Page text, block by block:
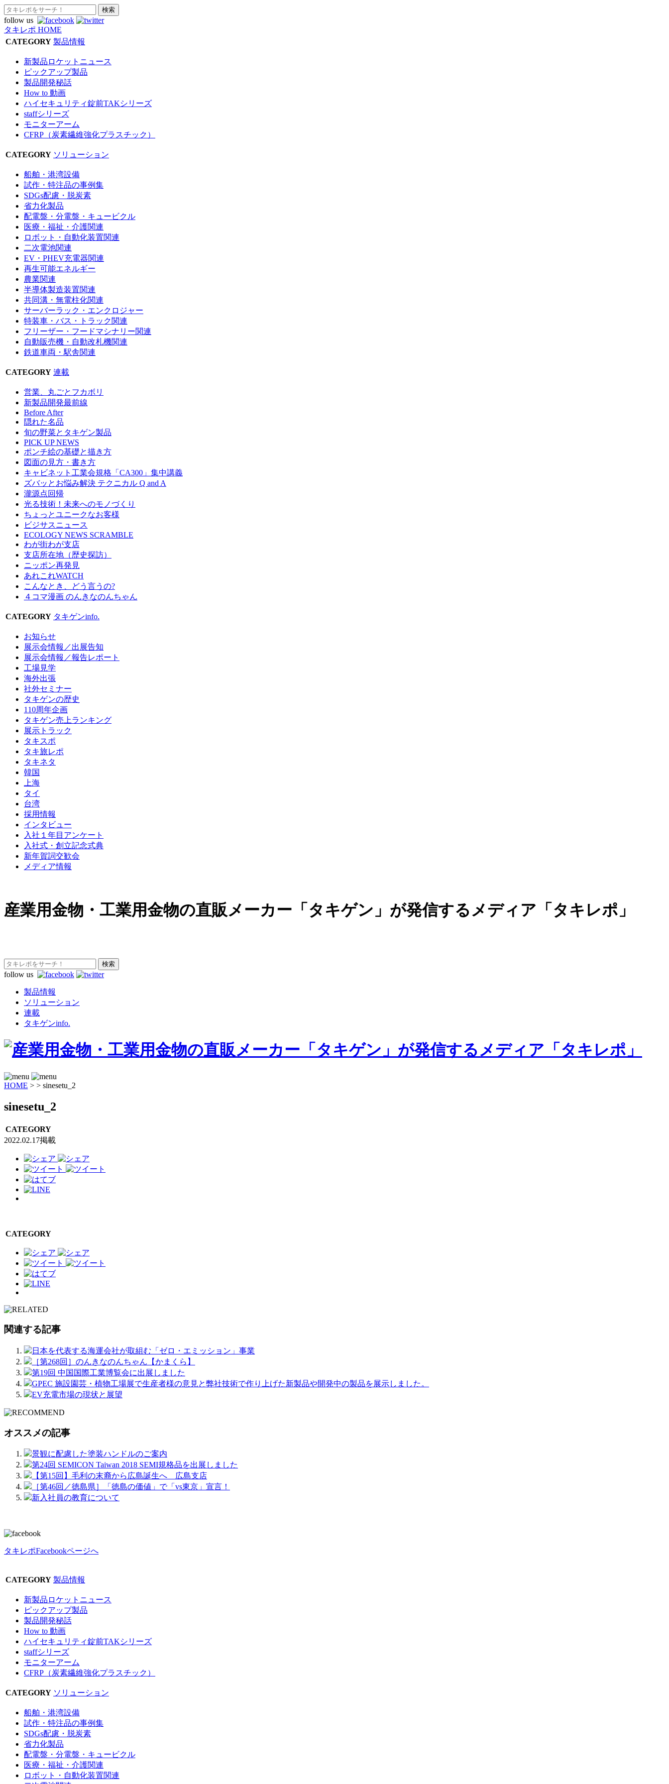
follow us
タキレポ HOME
CATEGORY 製品情報
新製品ロケットニュース
ピックアップ製品
製品開発秘話
How to 動画
ハイセキュリティ錠前TAKシリーズ
staffシリーズ
モニターアーム
CFRP（炭素繊維強化プラスチック）
CATEGORY ソリューション
船舶・港湾設備
試作・特注品の事例集
SDGs配慮・脱炭素
省力化製品
配電盤・分電盤・キュービクル
医療・福祉・介護関連
ロボット・自動化装置関連
二次電池関連
EV・PHEV充電器関連
再生可能エネルギー
農業関連
半導体製造装置関連
共同溝・無電柱化関連
サーバーラック・エンクロジャー
特装車・バス・トラック関連
フリーザー・フードマシナリー関連
自動販売機・自動改札機関連
鉄道車両・駅舎関連
CATEGORY 連載
営業、丸ごとフカボリ
新製品開発最前線
Before After
隠れた名品
旬の野菜とタキゲン製品
PICK UP NEWS
ポンチ絵の基礎と描き方
図面の見方・書き方
キャビネット工業会規格「CA300」集中講義
ズバッとお悩み解決 テクニカル Q and A
瀧源点回帰
光る技術！未来へのモノづくり
ちょっとユニークなお客様
ビジサスニュース
ECOLOGY NEWS SCRAMBLE
わが街わが支店
支店所在地（歴史探訪）
ニッポン再発見
あれこれWATCH
こんなとき、どう言うの?
４コマ漫画 のんきなのんちゃん
CATEGORY タキゲンinfo.
お知らせ
展示会情報／出展告知
展示会情報／報告レポート
工場見学
海外出張
社外セミナー
タキゲンの歴史
110周年企画
タキゲン売上ランキング
展示トラック
タキスポ
タキ旅レポ
タキネタ
韓国
上海
タイ
台湾
採用情報
インタビュー
入社１年目アンケート
入社式・創立記念式典
新年賀詞交歓会
メディア情報
産業用金物・工業用金物の直販メーカー「タキゲン」が発信するメディア「タキレポ」
follow us
製品情報
ソリューション
連載
タキゲンinfo.
HOME > > sinesetu_2
sinesetu_2
CATEGORY
2022.02.17掲載
CATEGORY
関連する記事
日本を代表する海運会社が取組む「ゼロ・エミッション」事業
［第268回］のんきなのんちゃん【かまくら】
第19回 中国国際工業博覧会に出展しました
GPEC 施設園芸・植物工場展で生産者様の意見と弊社技術で作り上げた新製品や開発中の製品を展示しました。
EV充電市場の現状と展望
オススメの記事
景観に配慮した塗装ハンドルのご案内
第24回 SEMICON Taiwan 2018 SEMI規格品を出展しました
【第15回】毛利の末裔から広島誕生へ 広島支店
［第46回／徳島県］「徳島の価値」で「vs東京」宣言！
新入社員の教育について
タキレポFacebookページへ
CATEGORY 製品情報
新製品ロケットニュース
ピックアップ製品
製品開発秘話
How to 動画
ハイセキュリティ錠前TAKシリーズ
staffシリーズ
モニターアーム
CFRP（炭素繊維強化プラスチック）
CATEGORY ソリューション
船舶・港湾設備
試作・特注品の事例集
SDGs配慮・脱炭素
省力化製品
配電盤・分電盤・キュービクル
医療・福祉・介護関連
ロボット・自動化装置関連